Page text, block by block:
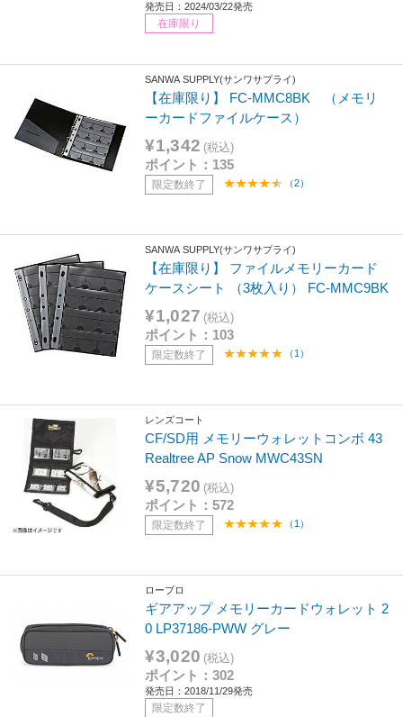
発売日：2024/03/22発売
在庫限り
SANWA SUPPLY(サンワサプライ)
【在庫限り】 FC-MMC8BK （メモリ
ーカードファイルケース）
¥1,342 (税込)
ポイント：135
限定数終了 （2）
SANWA SUPPLY(サンワサプライ)
【在庫限り】 ファイルメモリーカード
ケースシート （3枚入り） FC-MMC9BK
¥1,027 (税込)
ポイント：103
限定数終了 （1）
レンズコート
CF/SD用 メモリーウォレットコンボ 43
Realtree AP Snow MWC43SN
¥5,720 (税込)
ポイント：572
限定数終了 （1）
ロープロ
ギアアップ メモリーカードウォレット 2
0 LP37186-PWW グレー
¥3,020 (税込)
ポイント：302
発売日：2018/11/29発売
限定数終了